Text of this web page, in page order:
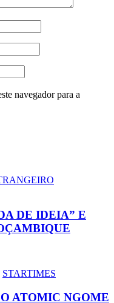
navegador para a
DE IDEIA” E
STARTIMES
ATOMIC NGOME